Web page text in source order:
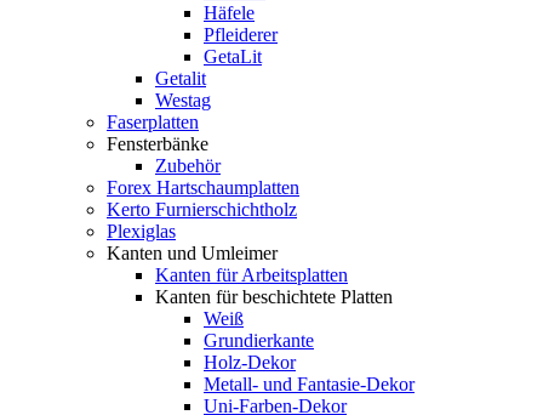
Häfele
Pfleiderer
GetaLit
Getalit
Westag
Faserplatten
Fensterbänke
Zubehör
Forex Hartschaumplatten
Kerto Furnierschichtholz
Plexiglas
Kanten und Umleimer
Kanten für Arbeitsplatten
Kanten für beschichtete Platten
Weiß
Grundierkante
Holz-Dekor
Metall- und Fantasie-Dekor
Uni-Farben-Dekor